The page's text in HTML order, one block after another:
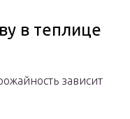
в теплице
зависит